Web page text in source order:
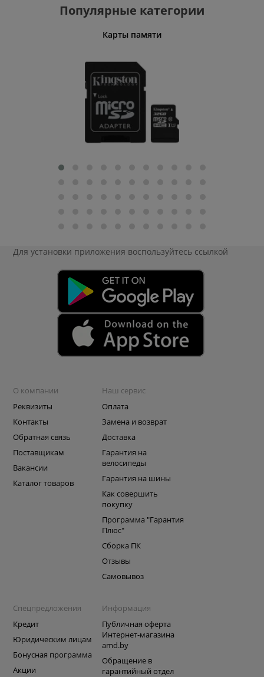
Популярные категории
Карты памяти
Для установки приложения воспользуйтесь ссылкой
О компании
Реквизиты
Контакты
Обратная связь
Поставщикам
Вакансии
Каталог товаров
Наш сервис
Оплата
Замена и возврат
Доставка
Гарантия на
велосипеды
Гарантия на шины
Как совершить
покупку
Программа "Гарантия
Плюс"
Сборка ПК
Отзывы
Самовывоз
Спецпредложения
Кредит
Юридическим лицам
Бонусная программа
Акции
Информация
Публичная оферта
Интернет-магазина
amd.by
Обращение в
гарантийный отдел